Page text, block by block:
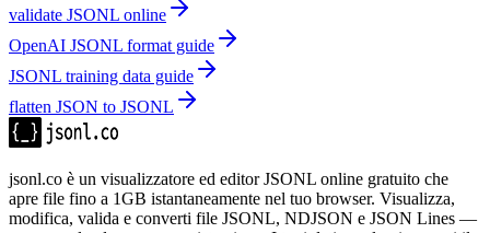
validate JSONL online
OpenAI JSONL format guide
JSONL training data guide
flatten JSON to JSONL
jsonl.co è un visualizzatore ed editor JSONL online gratuito che
apre file fino a 1GB istantaneamente nel tuo browser. Visualizza,
modifica, valida e converti file JSONL, NDJSON e JSON Lines —